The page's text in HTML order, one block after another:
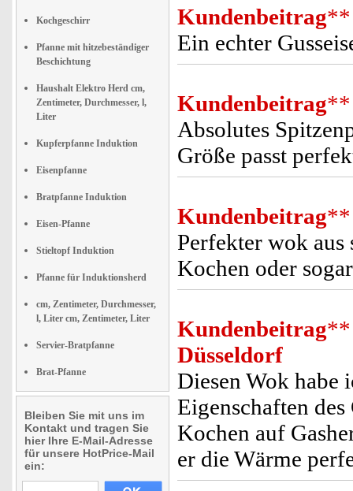
Kochgeschirr
Pfanne mit hitzebeständiger
Beschichtung
Haushalt Elektro Herd cm,
Zentimeter, Durchmesser, l,
Liter
Kupferpfanne Induktion
Eisenpfanne
Bratpfanne Induktion
Eisen-Pfanne
Stieltopf Induktion
Pfanne für Induktionsherd
cm, Zentimeter, Durchmesser,
l, Liter cm, Zentimeter, Liter
Servier-Bratpfanne
Brat-Pfanne
Bleiben Sie mit uns im
Kontakt und tragen Sie
hier Ihre E-Mail-Adresse
für unsere HotPrice-Mail
ein:
Kundenbeitrag**
Ein echter
Kundenbeitrag**
Absolutes
Größe passt
Kundenbeitrag**
Perfekter wok aus
Kochen oder
Kundenbeitrag**
Düsseldorf
Diesen Wok habe
Eigenschaften
Kochen auf
er die Wärme